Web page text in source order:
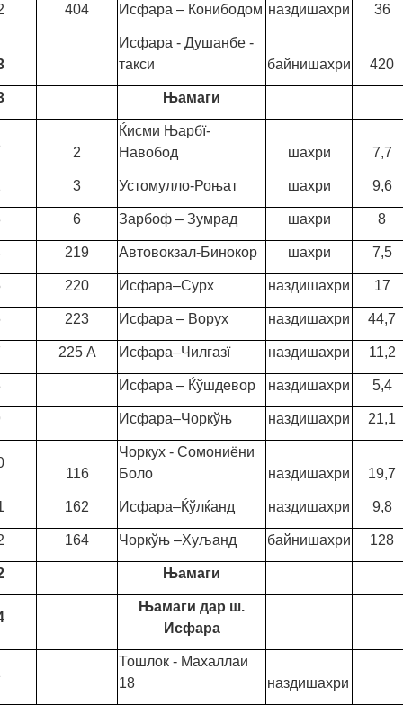
404 Исфара – Конибодом наздишахри 36
Исфара - Душанбе -
такси
байнишахри 420
Њамаги
2
Ќисми Њарбї-
Навобод
шахри 7,7
3 Устомулло-Роњат шахри 9,6
6 Зарбоф – Зумрад шахри 8
219 Автовокзал-Бинокор шахри 7,5
220 Исфара–Сурх наздишахри 17
223 Исфара – Ворух наздишахри 44,7
225 А Исфара–Чилгазї наздишахри 11,2
Исфара – Ќўшдевор наздишахри 5,4
Исфара–Чоркўњ наздишахри 21,1
116
Чоркух - Сомониёни
Боло
наздишахри 19,7
162 Исфара–Ќўлќанд наздишахри 9,8
164 Чоркўњ –Хуљанд байнишахри 128
Њамаги
Њамаги дар ш.
Исфара
Тошлок - Махаллаи
18
наздишахри